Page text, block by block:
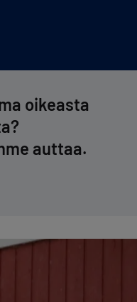
oikeasta
auttaa.